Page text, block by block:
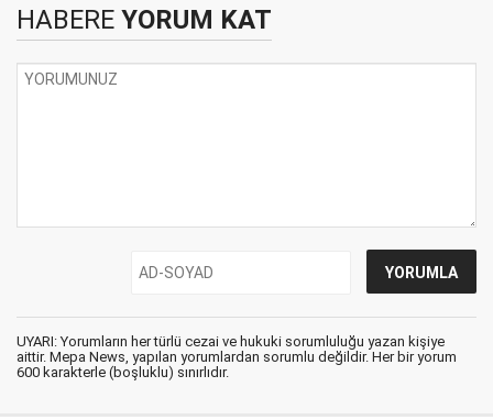
HABERE YORUM KAT
UYARI: Yorumların her türlü cezai ve hukuki sorumluluğu yazan kişiye
aittir. Mepa News, yapılan yorumlardan sorumlu değildir. Her bir yorum
600 karakterle (boşluklu) sınırlıdır.